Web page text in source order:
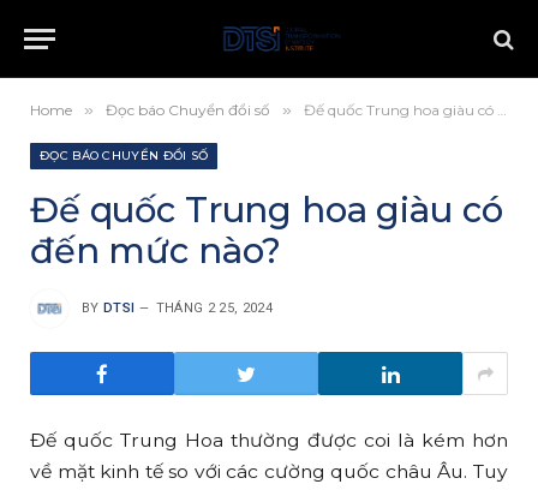
Home » Đọc báo Chuyển đổi số » Đế quốc Trung hoa giàu có đến mức nào?
ĐỌC BÁO CHUYỂN ĐỔI SỐ
Đế quốc Trung hoa giàu có
đến mức nào?
BY DTSI THÁNG 2 25, 2024
Đế quốc Trung Hoa thường được coi là kém hơn
về mặt kinh tế so với các cường quốc châu Âu. Tuy